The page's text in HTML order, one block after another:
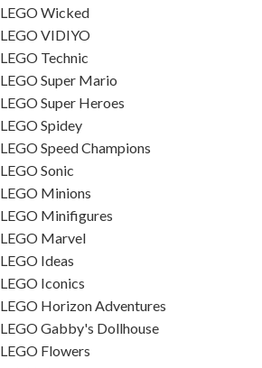
LEGO Wicked
LEGO VIDIYO
LEGO Technic
LEGO Super Mario
LEGO Super Heroes
LEGO Spidey
LEGO Speed Champions
LEGO Sonic
LEGO Minions
LEGO Minifigures
LEGO Marvel
LEGO Ideas
LEGO Iconics
LEGO Horizon Adventures
LEGO Gabby's Dollhouse
LEGO Flowers